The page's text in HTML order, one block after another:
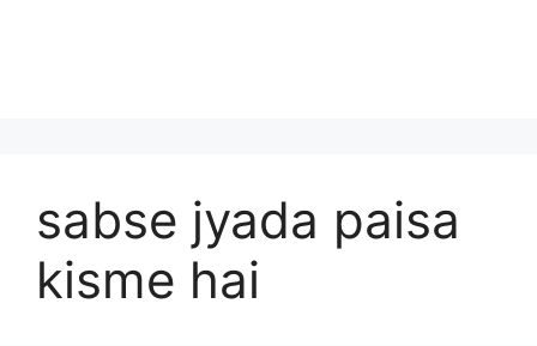
sabse jyada paisa
kisme hai